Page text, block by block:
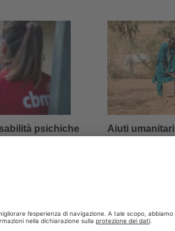
psichiche Aiuti umanitari